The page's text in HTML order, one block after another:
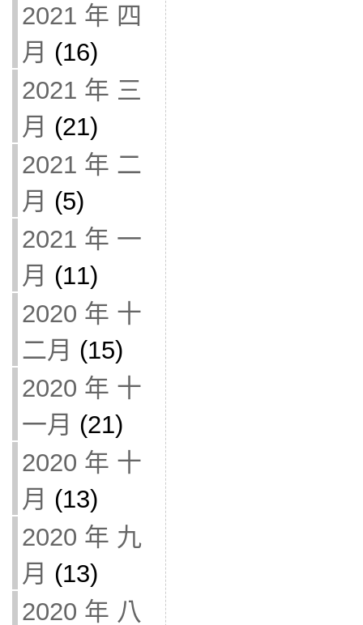
2021 年 四
月 (16)
2021 年 三
月 (21)
2021 年 二
月 (5)
2021 年 一
月 (11)
2020 年 十
二月 (15)
2020 年 十
一月 (21)
2020 年 十
月 (13)
2020 年 九
月 (13)
2020 年 八